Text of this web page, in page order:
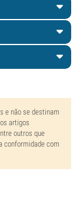
e não se destinam
artigos
outros que
conformidade com